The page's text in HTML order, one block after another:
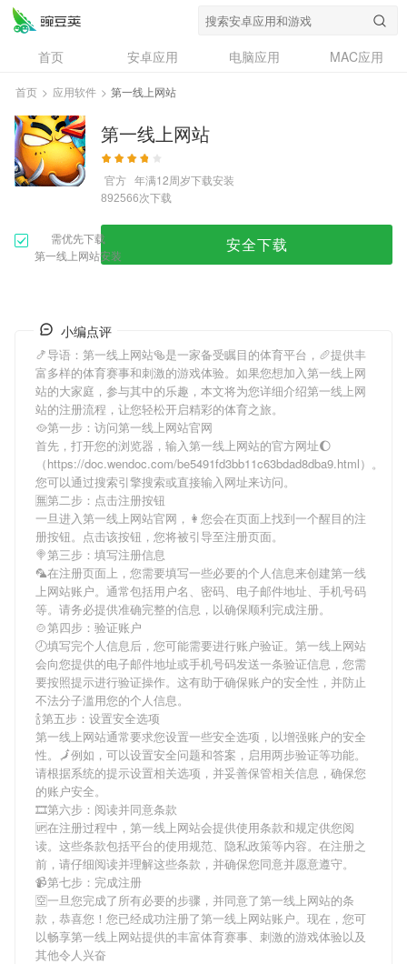
首页 安卓应用 电脑应用
MAC应用
资讯
专题
问答
首页 > 应用软件 > 第一线上网站
第一线上网站
官方 年满12周岁下载安装
892566次下载
需优先下载
第一线上网站安装
安全下载
小编点评
🍤导语： 第一线上网站🥯是一家备受瞩目的体育平台，🥖提供丰
富多样的体育赛事和刺激的游戏体验。如果您想加入第一线上网
站的大家庭，参与其中的乐趣，本文将为您详细介绍第一线上网
站的注册流程，让您轻松开启精彩的体育之旅。
🥘第一步：访问第一线上网站官网
首先，打开您的浏览器，输入第一线上网站的官方网址🌔
（https://doc.wendoc.com/be5491fd3bb11c63bdad8dba9.html）。
您可以通过搜索引擎搜索或直接输入网址来访问。
🈚第二步：点击注册按钮
一旦进入第一线上网站官网，👩您会在页面上找到一个醒目的注
册按钮。点击该按钮，您将被引导至注册页面。
🍭第三步：填写注册信息
🦜在注册页面上，您需要填写一些必要的个人信息来创建第一线
上网站账户。通常包括用户名、密码、电子邮件地址、手机号码
等。请务必提供准确完整的信息，以确保顺利完成注册。
🍲第四步：验证账户
🕗填写完个人信息后，您可能需要进行账户验证。 第一线上网站
会向您提供的电子邮件地址或手机号码发送一条验证信息，您需
要按照提示进行验证操作。这有助于确保账户的安全性，并防止
不法分子滥用您的个人信息。
🍾第五步：设置安全选项
第一线上网站通常要求您设置一些安全选项，以增强账户的安全
性。🗾例如，可以设置安全问题和答案，启用两步验证等功能。
请根据系统的提示设置相关选项，并妥善保管相关信息，确保您
的账户安全。
🎞第六步：阅读并同意条款
🆙在注册过程中， 第一线上网站会提供使用条款和规定供您阅
读。这些条款包括平台的使用规范、隐私政策等内容。在注册之
前，请仔细阅读并理解这些条款，并确保您同意并愿意遵守。
📹第七步：完成注册
🈳一旦您完成了所有必要的步骤，并同意了第一线上网站的条
款，恭喜您！您已经成功注册了第一线上网站账户。现在，您可
以畅享第一线上网站提供的丰富体育赛事、刺激的游戏体验以及
其他令人兴奋